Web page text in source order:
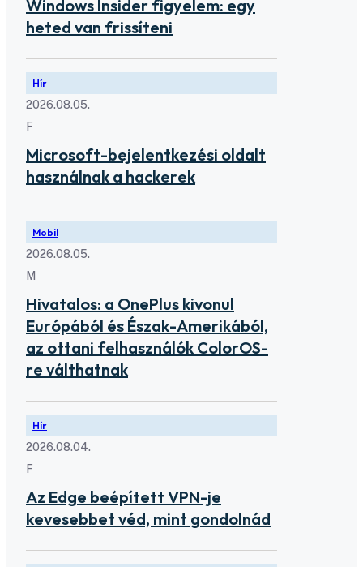
Windows Insider figyelem: egy
heted van frissíteni
Hír
2026.08.05.
F
Microsoft-bejelentkezési oldalt
használnak a hackerek
Mobil
2026.08.05.
M
Hivatalos: a OnePlus kivonul
Európából és Észak-Amerikából,
az ottani felhasználók ColorOS-
re válthatnak
Hír
2026.08.04.
F
Az Edge beépített VPN-je
kevesebbet véd, mint gondolnád